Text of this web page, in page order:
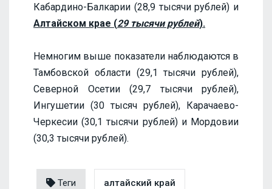
Кабардино-Балкарии (28,9 тысячи рублей) и
Алтайском крае (29 тысячи рублей).
Немногим выше показатели наблюдаются в
Тамбовской области (29,1 тысячи рублей),
Северной Осетии (29,7 тысячи рублей),
Ингушетии (30 тысяч рублей), Карачаево-
Черкесии (30,1 тысячи рублей) и Мордовии
(30,3 тысячи рублей).
Теги алтайский край